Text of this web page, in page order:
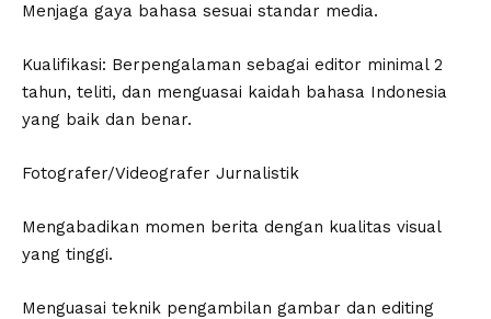
Menjaga gaya bahasa sesuai standar media.
Kualifikasi: Berpengalaman sebagai editor minimal 2
tahun, teliti, dan menguasai kaidah bahasa Indonesia
yang baik dan benar.
Fotografer/Videografer Jurnalistik
Mengabadikan momen berita dengan kualitas visual
yang tinggi.
Menguasai teknik pengambilan gambar dan editing